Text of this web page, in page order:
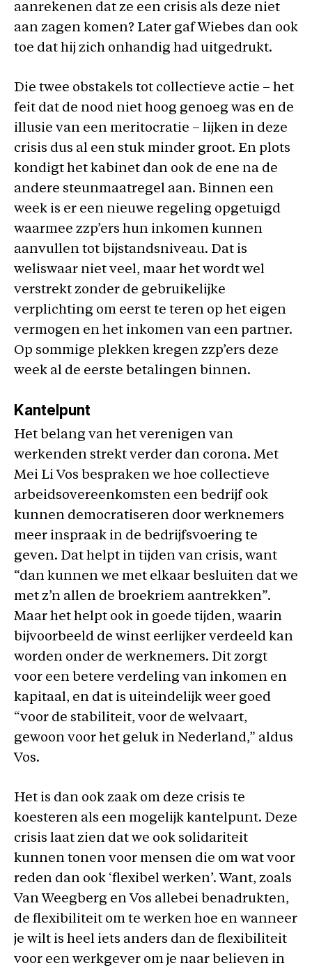
aanrekenen dat ze een crisis als deze niet
aan zagen komen? Later gaf Wiebes dan ook
toe dat hij zich onhandig had uitgedrukt.
Die twee obstakels tot collectieve actie – het
feit dat de nood niet hoog genoeg was en de
illusie van een meritocratie – lijken in deze
crisis dus al een stuk minder groot. En plots
kondigt het kabinet dan ook de ene na de
andere steunmaatregel aan. Binnen een
week is er een nieuwe regeling opgetuigd
waarmee zzp’ers hun inkomen kunnen
aanvullen tot bijstandsniveau. Dat is
weliswaar niet veel, maar het wordt wel
verstrekt zonder de gebruikelijke
verplichting om eerst te teren op het eigen
vermogen en het inkomen van een partner.
Op sommige plekken kregen zzp’ers deze
week al de eerste betalingen binnen.
Kantelpunt
Het belang van het verenigen van
werkenden strekt verder dan corona. Met
Mei Li Vos bespraken we hoe collectieve
arbeidsovereenkomsten een bedrijf ook
kunnen democratiseren door werknemers
meer inspraak in de bedrijfsvoering te
geven. Dat helpt in tijden van crisis, want
“dan kunnen we met elkaar besluiten dat we
met z’n allen de broekriem aantrekken”.
Maar het helpt ook in goede tijden, waarin
bijvoorbeeld de winst eerlijker verdeeld kan
worden onder de werknemers. Dit zorgt
voor een betere verdeling van inkomen en
kapitaal, en dat is uiteindelijk weer goed
“voor de stabiliteit, voor de welvaart,
gewoon voor het geluk in Nederland,” aldus
Vos.
Het is dan ook zaak om deze crisis te
koesteren als een mogelijk kantelpunt. Deze
crisis laat zien dat we ook solidariteit
kunnen tonen voor mensen die om wat voor
reden dan ook ‘flexibel werken’. Want, zoals
Van Weegberg en Vos allebei benadrukten,
de flexibiliteit om te werken hoe en wanneer
je wilt is heel iets anders dan de flexibiliteit
voor een werkgever om je naar believen in